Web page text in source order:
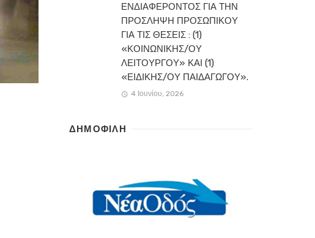
ΕΝΔΙΑΦΕΡΟΝΤΟΣ ΓΙΑ ΤΗΝ
ΠΡΟΣΛΗΨΗ ΠΡΟΣΩΠΙΚΟΥ
ΓΙΑ ΤΙΣ ΘΕΣΕΙΣ : (1)
«ΚΟΙΝΩΝΙΚΗΣ/ΟΥ
ΛΕΙΤΟΥΡΓΟΥ» ΚΑΙ (1)
«ΕΙΔΙΚΗΣ/ΟΥ ΠΑΙΔΑΓΩΓΟΥ».
4 Ιουνίου, 2026
ΔΗΜΟΦΙΛΗ